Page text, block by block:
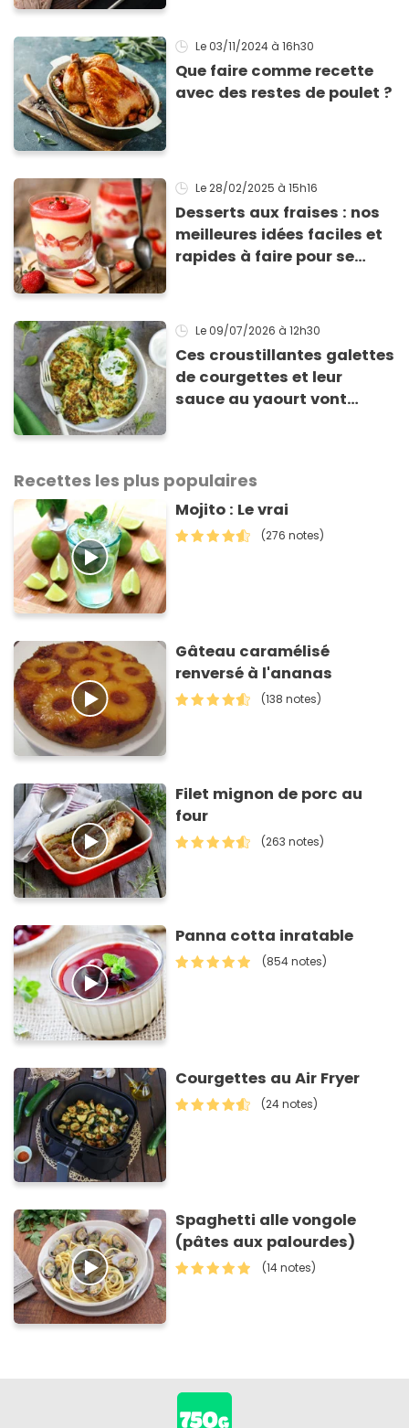
Le 03/11/2024 à 16h30
Que faire comme recette
avec des restes de poulet ?
Le 28/02/2025 à 15h16
Desserts aux fraises : nos
meilleures idées faciles et
rapides à faire pour se
Le 09/07/2026 à 12h30
Ces croustillantes galettes
de courgettes et leur
sauce au yaourt vont
Recettes les plus populaires
Mojito : Le vrai
(276 notes)
Gâteau caramélisé
renversé à l'ananas
(138 notes)
Filet mignon de porc au
four
(263 notes)
Panna cotta inratable
(854 notes)
Courgettes au Air Fryer
(24 notes)
Spaghetti alle vongole
(pâtes aux palourdes)
(14 notes)